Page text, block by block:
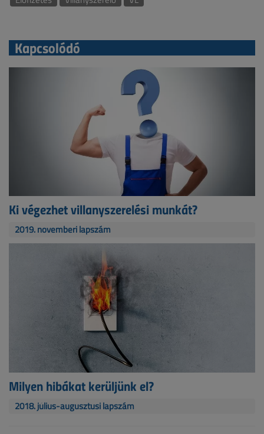
Kapcsolódó
Ki végezhet villanyszerelési munkát?
2019. novemberi lapszám
Milyen hibákat kerüljünk el?
2018. július-augusztusi lapszám